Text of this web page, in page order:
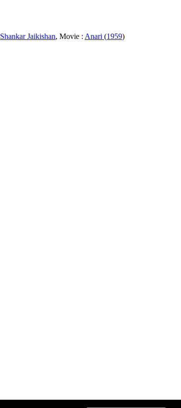
Shankar Jaikishan, Movie : Anari (1959)